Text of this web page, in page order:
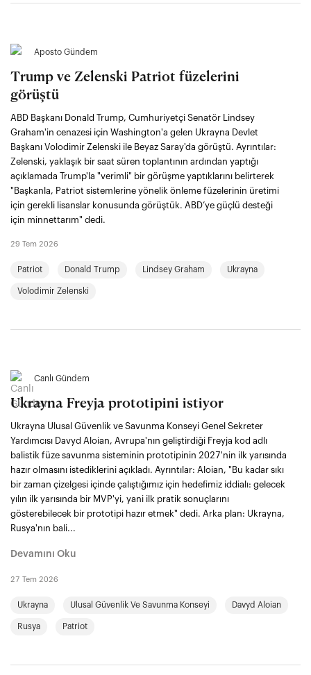
Aposto Gündem
Trump ve Zelenski Patriot füzelerini
görüştü
ABD Başkanı Donald Trump, Cumhuriyetçi Senatör Lindsey
Graham'in cenazesi için Washington'a gelen Ukrayna Devlet
Başkanı Volodimir Zelenski ile Beyaz Saray'da görüştü. Ayrıntılar:
Zelenski, yaklaşık bir saat süren toplantının ardından yaptığı
açıklamada Trump'la "verimli" bir görüşme yaptıklarını belirterek
"Başkanla, Patriot sistemlerine yönelik önleme füzelerinin üretimi
için gerekli lisanslar konusunda görüştük. ABD’ye güçlü desteği
için minnettarım" dedi.
29 Tem 2026
Patriot Donald Trump Lindsey Graham Ukrayna
Volodimir Zelenski
Canlı Gündem
Ukrayna Freyja prototipini istiyor
Ukrayna Ulusal Güvenlik ve Savunma Konseyi Genel Sekreter
Yardımcısı Davyd Aloian, Avrupa'nın geliştirdiği Freyja kod adlı
balistik füze savunma sisteminin prototipinin 2027'nin ilk yarısında
hazır olmasını istediklerini açıkladı. Ayrıntılar: Aloian, "Bu kadar sıkı
bir zaman çizelgesi içinde çalıştığımız için hedefimiz iddialı: gelecek
yılın ilk yarısında bir MVP'yi, yani ilk pratik sonuçlarını
gösterebilecek bir prototipi hazır etmek" dedi. Arka plan: Ukrayna,
Rusya'nın bali...
Devamını Oku
27 Tem 2026
Ukrayna Ulusal Güvenlik Ve Savunma Konseyi Davyd Aloian
Rusya Patriot